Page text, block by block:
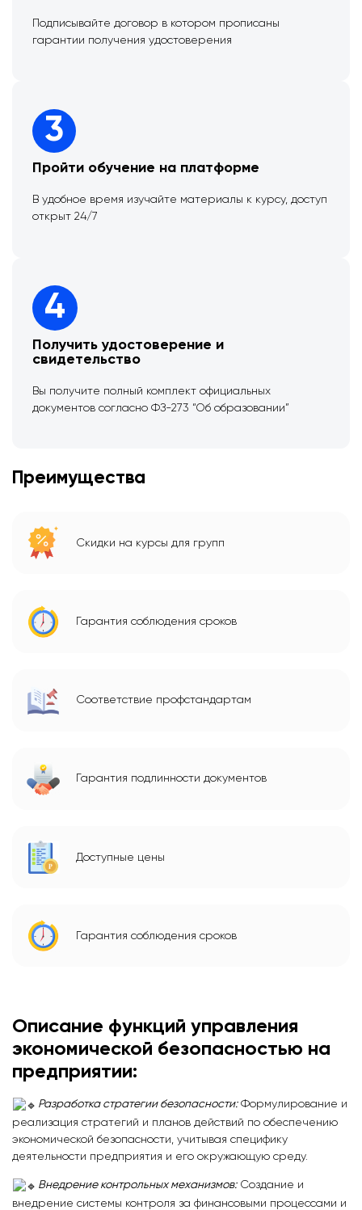
Подписывайте договор в котором прописаны
гарантии получения удостоверения
3
Пройти обучение на платформе
В удобное время изучайте материалы к курсу, доступ
открыт 24/7
4
Получить удостоверение и
свидетельство
Вы получите полный комплект официальных
документов согласно ФЗ-273 “Об образовании”
Преимущества
Скидки на курсы для групп
Гарантия соблюдения сроков
Соответствие профстандартам
Гарантия подлинности документов
Доступные цены
Гарантия соблюдения сроков
Описание функций управления
экономической безопасностью на
предприятии:
Разработка стратегии безопасности:Формулирование и
реализация стратегий и планов действий по обеспечению
экономической безопасности, учитывая специфику
деятельности предприятия и его окружающую среду.
Внедрение контрольных механизмов:Создание и
внедрение системы контроля за финансовыми процессами и